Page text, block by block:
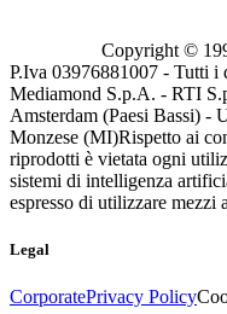
Copyright ©
P.Iva 03976881007 - Tutti
Mediamond S.p.A. - RTI
Amsterdam (Paesi Bassi) -
Monzese (MI)Rispetto ai
riprodotti è vietata ogni
sistemi di intelligenza
espresso di utilizzare mezzi
Legal
CorporatePrivacy Policy